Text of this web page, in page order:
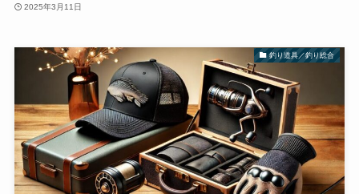
2025年3月11日
釣り道具／釣り総合